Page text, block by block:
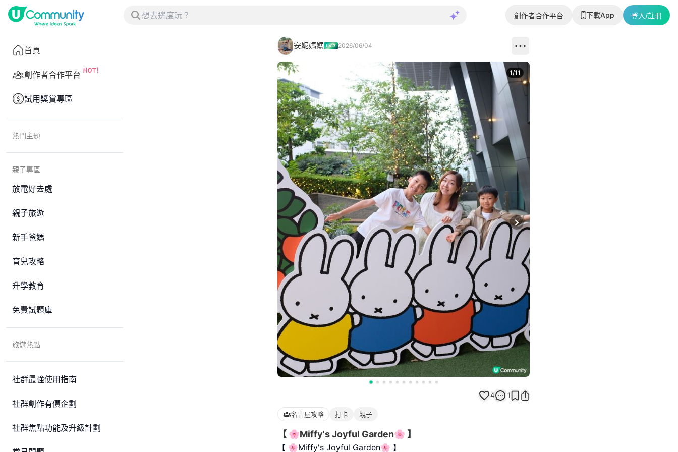
創作者合作平台 下載App 登入/註冊
首頁
創作者合作平台
試用獎賞專區
熱門主題
親子專區
放電好去處
親子旅遊
新手爸媽
育兒攻略
升學教育
免費試題庫
旅遊熱點
社群最強使用指南
社群創作有價企劃
社群焦點功能及升級計劃
安妮媽媽 2026/06/04
Next slide
1/11
4 1
名古屋攻略 打卡 親子
【 🌸Miffy's Joyful Garden🌸 】
【 🌸Miffy's Joyful Garden🌸 】